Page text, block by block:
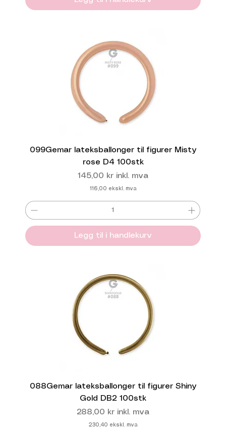
099Gemar lateksballonger til figurer Misty
rose D4 100stk
Pris
145,00 kr inkl. mva
116,00 ekskl. mva
Legg til i handlekurv
088Gemar lateksballonger til figurer Shiny
Gold DB2 100stk
Pris
288,00 kr inkl. mva
230,40 ekskl. mva